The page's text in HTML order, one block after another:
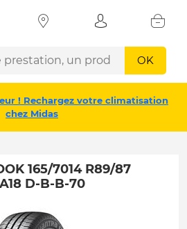
OK
! Rechargez votre climatisation
chez Midas
165/7014 R89/87
D-B-B-70